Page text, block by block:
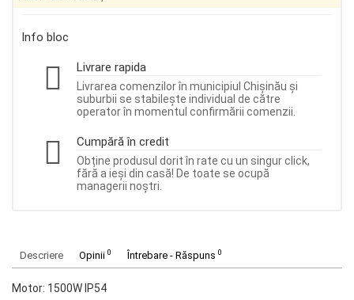
Info bloc
Livrare rapida
Livrarea comenzilor în municipiul Chișinău și
suburbii se stabilește individual de către
operator în momentul confirmării comenzii.
Cumpără în credit
Obține produsul dorit în rate cu un singur click,
fără a ieși din casă! De toate se ocupă
managerii noștri.
Descriere Opinii 0 Întrebare - Răspuns 0
Motor: 1500W IP54